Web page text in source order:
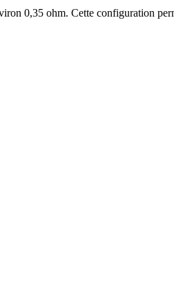
0,35 ohm. Cette configuration